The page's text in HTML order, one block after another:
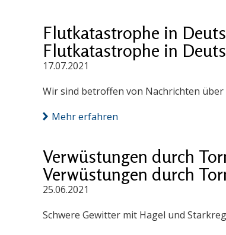
Flutkatastrophe in
Flutkatastrophe in
17.07.2021
Wir sind betroffen von Nachrichten
Mehr erfahren
Verwüstungen durch
Verwüstungen durch
25.06.2021
Schwere Gewitter mit Hagel und